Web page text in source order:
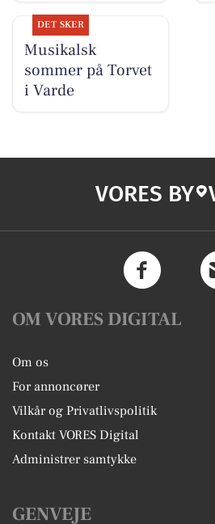
DET SKER
Musikalsk
sommer på Torvet
i Varde
VORES BY
OM VORES DIGITAL
Om os
For annoncører
Vilkår og Privatlivspolitik
Kontakt VORES Digital
Administrer samtykke
GENVEJE